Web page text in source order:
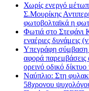
Χωρίς ενεργό
Σ.Μουρίκης
φωτοβολταϊκά η
Φωτιά στο Στεφάνι
εναέριες δυνάμεις
Υπεγράφη σύμβαση
αφορά
ορεινό οδικό
Ναύπλιο: Στη
58χρονου